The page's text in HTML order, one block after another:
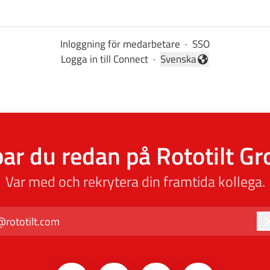
Inloggning för medarbetare · SSO
Logga in till Connect · Byt språk
Svenska
du redan på Rototilt
Var med och rekrytera din framtida kollega.